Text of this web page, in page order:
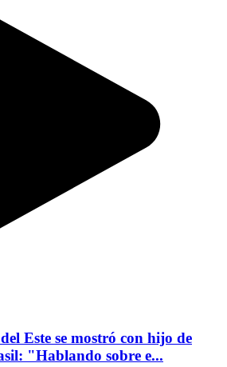
Este se mostró con hijo de
"Hablando sobre e...